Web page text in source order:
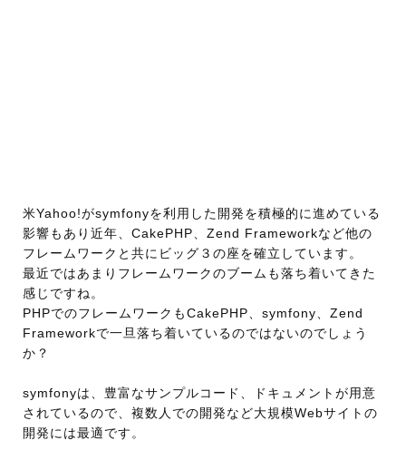
米Yahoo!がsymfonyを利用した開発を積極的に進めている
影響もあり近年、CakePHP、Zend Frameworkなど他の
フレームワークと共にビッグ３の座を確立しています。
最近ではあまりフレームワークのブームも落ち着いてきた
感じですね。
PHPでのフレームワークもCakePHP、symfony、Zend
Frameworkで一旦落ち着いているのではないのでしょう
か？
symfonyは、豊富なサンプルコード、ドキュメントが用意
されているので、複数人での開発など大規模Webサイトの
開発には最適です。